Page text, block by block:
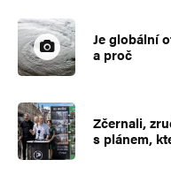
Je globální
a proč
Zčernali,
s plánem,